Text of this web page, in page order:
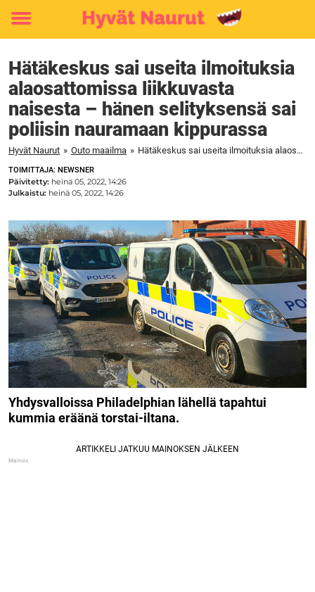
Toggle
Hätäkeskus sai useita ilmoituksia
alaosattomissa liikkuvasta
naisesta – hänen selityksensä sai
poliisin nauramaan kippurassa
Hyvät Naurut » Outo maailma » Hätäkeskus sai useita ilmoituksia alaosattomissa liikkuvasta naisesta – hänen selityksensä sai poliisin nauramaan kippurassa
TOIMITTAJA: NEWSNER
Päivitetty: heinä 05, 2022, 14:26
Julkaistu: heinä 05, 2022, 14:26
Yhdysvalloissa Philadelphian lähellä tapahtui
kummia eräänä torstai-iltana.